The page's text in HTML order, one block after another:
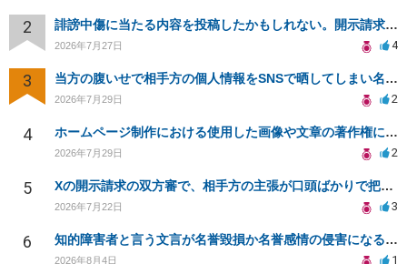
2 誹謗中傷に当たる内容を投稿したかもしれない。開示請求や民事刑事裁判に発展しうるのか教えて欲しい。
2026年7月27日 4
3 当方の腹いせで相手方の個人情報をSNSで晒してしまい名誉毀損させてしまったかもしれない
2026年7月29日 2
4 ホームページ制作における使用した画像や文章の著作権について
2026年7月29日 2
5 Xの開示請求の双方審で、相手方の主張が口頭ばかりで把握しきれません
2026年7月22日 3
6 知的障害者と言う文言が名誉毀損か名誉感情の侵害になるか教えてほしい。
2026年8月4日 1